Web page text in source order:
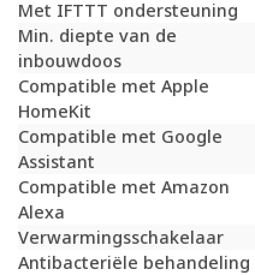
Met IFTTT ondersteuning
Min. diepte van de
inbouwdoos
Compatible met Apple
HomeKit
Compatible met Google
Assistant
Compatible met Amazon
Alexa
Verwarmingsschakelaar
Antibacteriële behandeling